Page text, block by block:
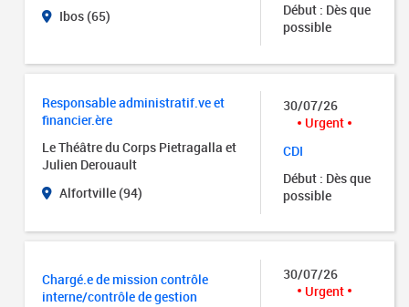
Ibos (65)
Début : Dès que
possible
Responsable administratif.ve et
financier.ère
Le Théâtre du Corps Pietragalla et
Julien Derouault
Alfortville (94)
30/07/26
Urgent
CDI
Début : Dès que
possible
Chargé.e de mission contrôle
interne/contrôle de gestion
30/07/26
Urgent